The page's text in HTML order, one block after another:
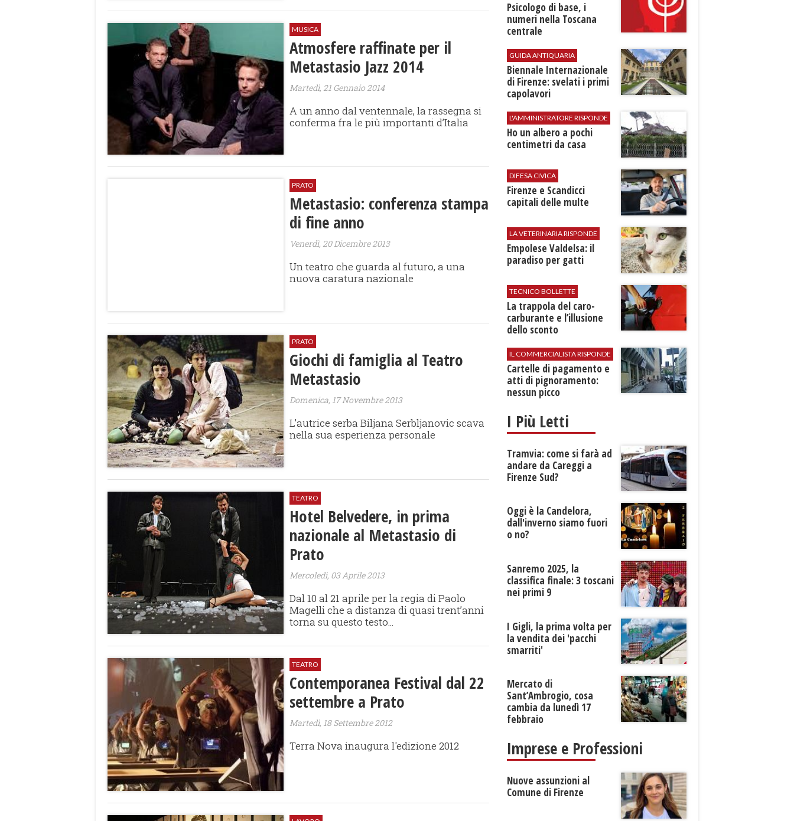
MUSICA
Atmosfere raffinate per il
Metastasio Jazz 2014
Martedì, 21 Gennaio 2014
A un anno dal ventennale, la rassegna si
conferma fra le più importanti d’Italia
PRATO
Metastasio: conferenza stampa
di fine anno
Venerdì, 20 Dicembre 2013
Un teatro che guarda al futuro, a una
nuova caratura nazionale
PRATO
Giochi di famiglia al Teatro
Metastasio
Domenica, 17 Novembre 2013
L’autrice serba Biljana Serbljanovic scava
nella sua esperienza personale
TEATRO
Hotel Belvedere, in prima
nazionale al Metastasio di
Prato
Mercoledì, 03 Aprile 2013
Dal 10 al 21 aprile per la regia di Paolo
Magelli che a distanza di quasi trent’anni
torna su questo testo...
TEATRO
Contemporanea Festival dal 22
settembre a Prato
Martedì, 18 Settembre 2012
Terra Nova inaugura l'edizione 2012
Psicologo di base, i
numeri nella Toscana
centrale
GUIDA ANTIQUARIA
Biennale Internazionale
di Firenze: svelati i primi
capolavori
L'AMMINISTRATORE RISPONDE
Ho un albero a pochi
centimetri da casa
DIFESA CIVICA
Firenze e Scandicci
capitali delle multe
LA VETERINARIA RISPONDE
Empolese Valdelsa: il
paradiso per gatti
TECNICO BOLLETTE
​La trappola del caro-
carburante e l’illusione
dello sconto
IL COMMERCIALISTA RISPONDE
Cartelle di pagamento e
atti di pignoramento:
nessun picco
I Più Letti
Tramvia: come si farà ad
andare da Careggi a
Firenze Sud?
Oggi è la Candelora,
dall'inverno siamo fuori
o no?
Sanremo 2025, la
classifica finale: 3 toscani
nei primi 9
I Gigli, la prima volta per
la vendita dei 'pacchi
smarriti'
Mercato di
Sant’Ambrogio, cosa
cambia da lunedì 17
febbraio
Imprese e Professioni
Nuove assunzioni al
Comune di Firenze